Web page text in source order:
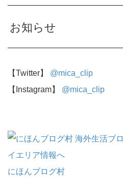
お知らせ
【Twitter】 @mica_clip
【Instagram】 @mica_clip
にほんブログ村